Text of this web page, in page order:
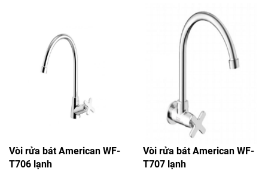
Vòi rửa bát American WF-
T706 lạnh
Vòi rửa bát American WF-
T707 lạnh